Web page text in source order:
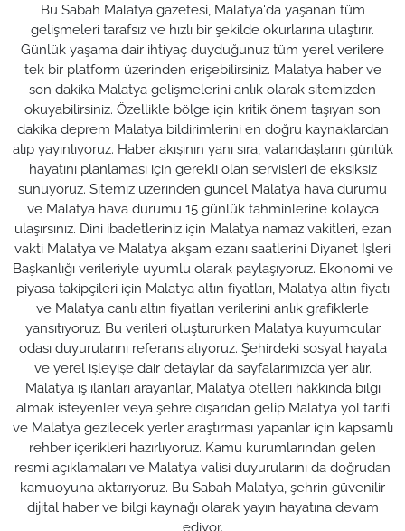
Bu Sabah Malatya gazetesi, Malatya'da yaşanan tüm
gelişmeleri tarafsız ve hızlı bir şekilde okurlarına ulaştırır.
Günlük yaşama dair ihtiyaç duyduğunuz tüm yerel verilere
tek bir platform üzerinden erişebilirsiniz. Malatya haber ve
son dakika Malatya gelişmelerini anlık olarak sitemizden
okuyabilirsiniz. Özellikle bölge için kritik önem taşıyan son
dakika deprem Malatya bildirimlerini en doğru kaynaklardan
alıp yayınlıyoruz. Haber akışının yanı sıra, vatandaşların günlük
hayatını planlaması için gerekli olan servisleri de eksiksiz
sunuyoruz. Sitemiz üzerinden güncel Malatya hava durumu
ve Malatya hava durumu 15 günlük tahminlerine kolayca
ulaşırsınız. Dini ibadetleriniz için Malatya namaz vakitleri, ezan
vakti Malatya ve Malatya akşam ezanı saatlerini Diyanet İşleri
Başkanlığı verileriyle uyumlu olarak paylaşıyoruz. Ekonomi ve
piyasa takipçileri için Malatya altın fiyatları, Malatya altın fiyatı
ve Malatya canlı altın fiyatları verilerini anlık grafiklerle
yansıtıyoruz. Bu verileri oluştururken Malatya kuyumcular
odası duyurularını referans alıyoruz. Şehirdeki sosyal hayata
ve yerel işleyişe dair detaylar da sayfalarımızda yer alır.
Malatya iş ilanları arayanlar, Malatya otelleri hakkında bilgi
almak isteyenler veya şehre dışarıdan gelip Malatya yol tarifi
ve Malatya gezilecek yerler araştırması yapanlar için kapsamlı
rehber içerikleri hazırlıyoruz. Kamu kurumlarından gelen
resmi açıklamaları ve Malatya valisi duyurularını da doğrudan
kamuoyuna aktarıyoruz. Bu Sabah Malatya, şehrin güvenilir
dijital haber ve bilgi kaynağı olarak yayın hayatına devam
ediyor.